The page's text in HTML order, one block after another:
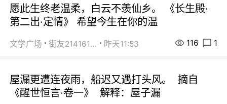
愿此生终老温柔，白云不羡仙乡。 《长生殿·
第二出·定情》 希望今生在你的温
文学广场 街友21416156 昨天11:53 116 1
屋漏更遭连夜雨，船迟又遇打头风。 摘自
《醒世恒言·卷一》 解释：屋子漏